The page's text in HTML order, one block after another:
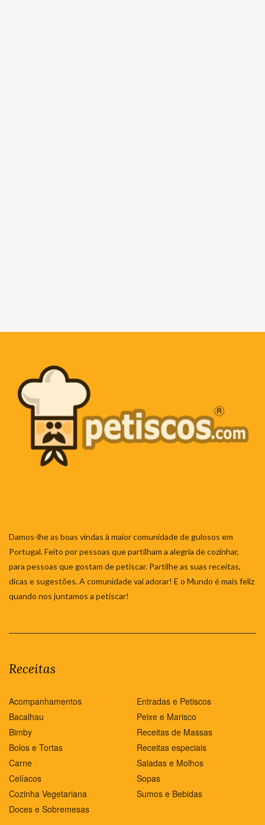
Damos-lhe as boas vindas à maior comunidade de gulosos em
Portugal. Feito por pessoas que partilham a alegria de cozinhar,
para pessoas que gostam de petiscar. Partilhe as suas receitas,
dicas e sugestões. A comunidade vai adorar! E o Mundo é mais feliz
quando nos juntamos a petiscar!
Receitas
Acompanhamentos
Bacalhau
Bimby
Bolos e Tortas
Carne
Celíacos
Cozinha Vegetariana
Doces e Sobremesas
Entradas e Petiscos
Peixe e Marisco
Receitas de Massas
Receitas especiais
Saladas e Molhos
Sopas
Sumos e Bebidas